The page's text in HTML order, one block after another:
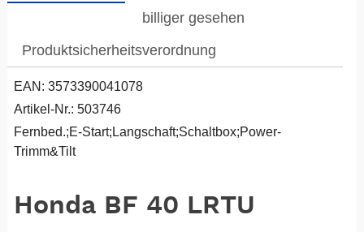
billiger gesehen
Produktsicherheitsverordnung
EAN: 3573390041078
Artikel-Nr.: 503746
Fernbed.;E-Start;Langschaft;Schaltbox;Power-
Trimm&Tilt
Honda BF 40 LRTU